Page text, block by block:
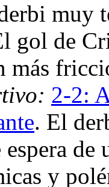
muy
gol de
más
2-2:
. El
y